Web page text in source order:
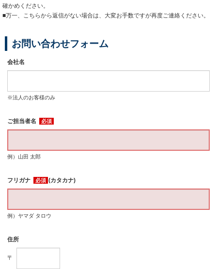
確かめください。
■万一、こちらから返信がない場合は、大変お手数ですが再度ご連絡ください。
お問い合わせフォーム
会社名
※法人のお客様のみ
ご担当者名 必須
例）山田 太郎
フリガナ 必須 (カタカナ)
例）ヤマダ タロウ
住所
〒